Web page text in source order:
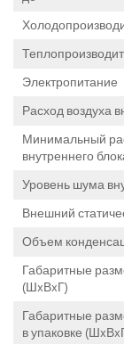
Электропитание
Расход воздуха
Минимальный
внутреннего
Уровень шума
Внешний
Объем
Габаритные
(ШxВxГ)
Габаритные
в упаковке